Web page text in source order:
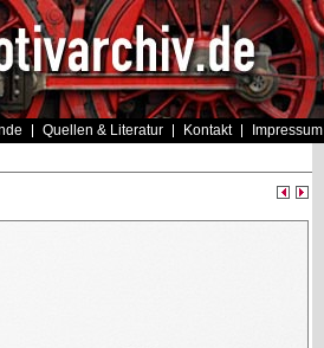
Quellen & Literatur Kontakt Impressum